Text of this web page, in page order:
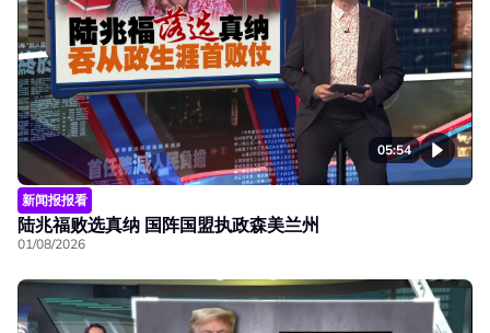
05:54
新闻报报看
陆兆福败选真纳 国阵国盟执政森美兰州
01/08/2026